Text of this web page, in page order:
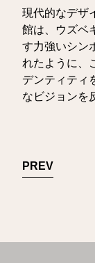
現代的なデザ
館は、ウズベ
す力強いシン
れたように、
デンティティ
なビジョンを
PREV